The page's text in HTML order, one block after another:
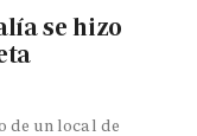
se hizo
de un local de